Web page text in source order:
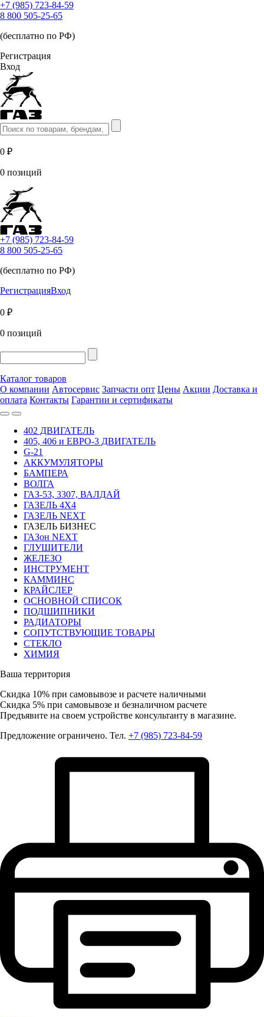
+7 (985) 723-84-59
8 800 505-25-65
(бесплатно по РФ)
Регистрация
Вход
0 ₽
0 позиций
+7 (985) 723-84-59
8 800 505-25-65
(бесплатно по РФ)
РегистрацияВход
0 ₽
0 позиций
Каталог товаров
О компании Автосервис Запчасти опт Цены Акции Доставка и
оплата Контакты Гарантии и сертификаты
402 ДВИГАТЕЛЬ
405, 406 и ЕВРО-3 ДВИГАТЕЛЬ
G-21
АККУМУЛЯТОРЫ
БАМПЕРА
ВОЛГА
ГАЗ-53, 3307, ВАЛДАЙ
ГАЗЕЛЬ 4Х4
ГАЗЕЛЬ NEXT
ГАЗЕЛЬ БИЗНЕС
ГАЗон NEXT
ГЛУШИТЕЛИ
ЖЕЛЕЗО
ИНСТРУМЕНТ
КАММИНС
КРАЙСЛЕР
ОСНОВНОЙ СПИСОК
ПОДШИПНИКИ
РАДИАТОРЫ
СОПУТСТВУЮЩИЕ ТОВАРЫ
СТЕКЛО
ХИМИЯ
Ваша территория
Скидка 10% при самовывозе и расчете наличными
Скидка 5% при самовывозе и безналичном расчете
Предъявите на своем устройстве консультанту в магазине.
Предложение ограничено. Тел. +7 (985) 723-84-59